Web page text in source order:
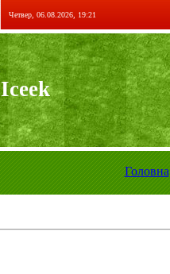
Четвер, 06.08.2026, 19:21
Iceek
Головна